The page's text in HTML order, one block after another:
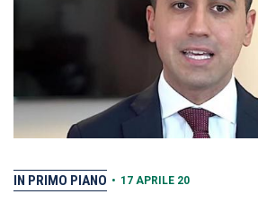
IN PRIMO PIANO • 17 APRILE 20